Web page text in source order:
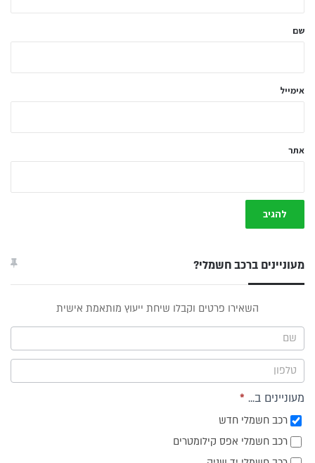
ל
שם
אימייל
אתר
מעוניינים ברכב חשמלי?
תפריט
צד
השאירו פרטים וקבלו שיחת ייעוץ מותאמת אישית
מעוניינים ב... *
רכב חשמלי חדש
רכב חשמלי אפס קילומטרים